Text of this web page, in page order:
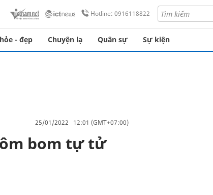
Hotline: 0916118822
- đẹp Chuyện lạ Quân sự Sự kiện
25/01/2022 12:01 (GMT+07:00)
bom tự tử